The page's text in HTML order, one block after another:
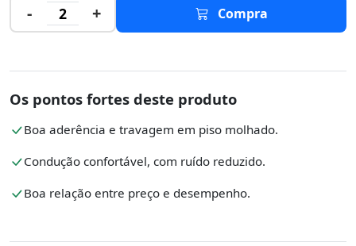
- 2 + Compra
Os pontos fortes deste produto
Boa aderência e travagem em piso molhado.
Condução confortável, com ruído reduzido.
Boa relação entre preço e desempenho.